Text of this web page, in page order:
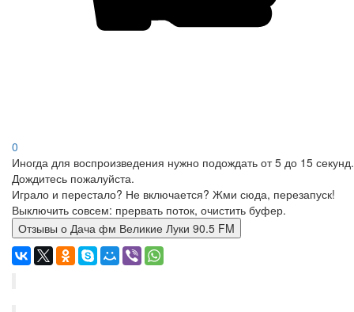
0
Иногда для воспроизведения нужно подождать от 5 до 15 секунд.
Дождитесь пожалуйста.
Играло и перестало? Не включается? Жми сюда, перезапуск!
Выключить совсем: прервать поток, очистить буфер.
Отзывы о Дача фм Великие Луки 90.5 FM